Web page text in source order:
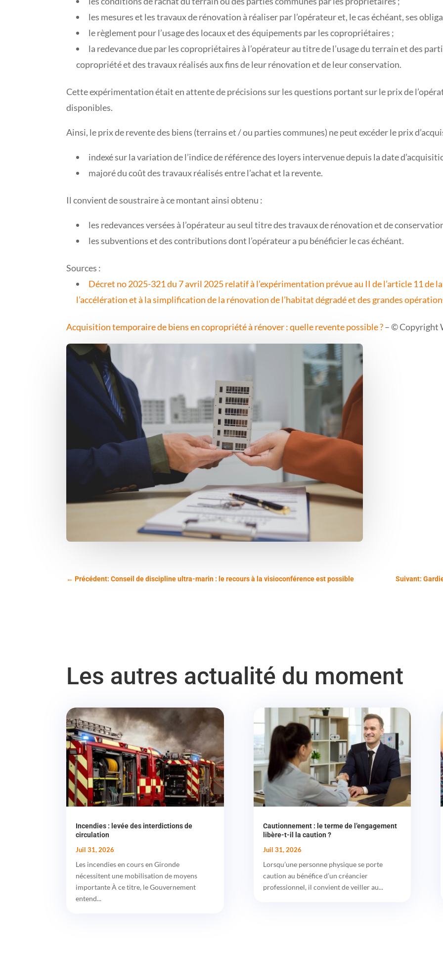
les mesures et les travaux de rénovation à réaliser par l’opérateur et, le cas échéant, ses
le règlement pour l’usage des locaux et des équipements par les copropriétaires ;
la redevance due par les copropriétaires à l’opérateur au titre de l’usage du terrain et des
copropriété et des travaux réalisés aux fins de leur rénovation et de leur conservation.
Cette expérimentation était en attente de précisions sur les questions portant sur le prix de
disponibles.
Ainsi, le prix de revente des biens (terrains et / ou parties communes) ne peut excéder le prix
indexé sur la variation de l’indice de référence des loyers intervenue depuis la date
majoré du coût des travaux réalisés entre l’achat et la revente.
Il convient de soustraire à ce montant ainsi obtenu :
les redevances versées à l’opérateur au seul titre des travaux de rénovation et de
les subventions et des contributions dont l’opérateur a pu bénéficier le cas échéant.
Sources :
Décret no 2025-321 du 7 avril 2025 relatif à l’expérimentation prévue au II de l’article 11 de
l’accélération et à la simplification de la rénovation de l’habitat dégradé et des grandes
Acquisition temporaire de biens en copropriété à rénover : quelle revente possible ?– © Copyright
←Précédent: Conseil de discipline ultra-marin : le recours à la visioconférence est possible Suivant:
Les autres actualité du moment
Incendies : levée des interdictions de
circulation
Juil 31, 2026
Les incendies en cours en Gironde
nécessitent une mobilisation de moyens
importante À ce titre, le Gouvernement
entend...
Cautionnement : le terme de l’engagement
libère-t-il la caution ?
Juil 31, 2026
Lorsqu’une personne physique se porte
caution au bénéfice d’un créancier
professionnel, il convient de veiller au...